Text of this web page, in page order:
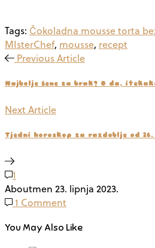
Tags: Čokoladna mousse torta
MIsterChef, mousse, recept
Previous Article
Najbolje žene za brak? O da,
Next Article
Tjedni horoskop za razdoblje od
1
Aboutmen 23. lipnja 2023.
1 Comment
You May Also Like